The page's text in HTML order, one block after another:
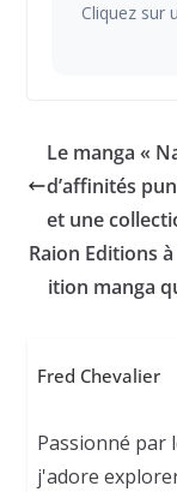
Cliquez sur
Le manga «
d’affinités
et une
Raion Editions
ition manga
Fred Chevalier
Passionné par
j'adore